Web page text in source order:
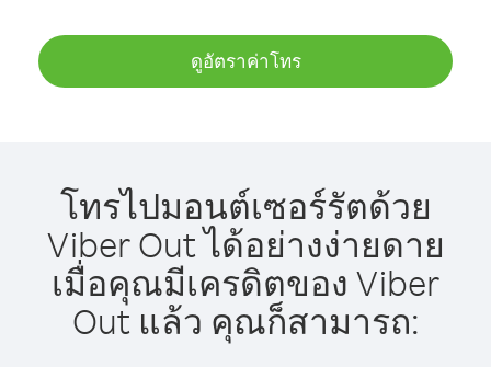
ดูอัตราค่าโทร
โทรไปมอนต์เซอร์รัตด้วย
Viber Out ได้อย่างง่ายดาย
เมื่อคุณมีเครดิตของ Viber
Out แล้ว คุณก็สามารถ: